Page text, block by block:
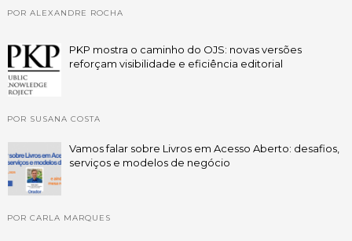
POR ALEXANDRE ROCHA
PKP mostra o caminho do OJS: novas versões
reforçam visibilidade e eficiência editorial
POR SUSANA COSTA
Vamos falar sobre Livros em Acesso Aberto: desafios,
serviços e modelos de negócio
POR CARLA MARQUES